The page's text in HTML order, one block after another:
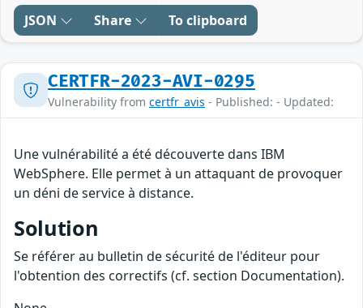
JSON Share To clipboard
CERTFR-2023-AVI-0295
Vulnerability from certfr_avis - Published: - Updated:
Une vulnérabilité a été découverte dans IBM
WebSphere. Elle permet à un attaquant de provoquer
un déni de service à distance.
Solution
Se référer au bulletin de sécurité de l'éditeur pour
l'obtention des correctifs (cf. section Documentation).